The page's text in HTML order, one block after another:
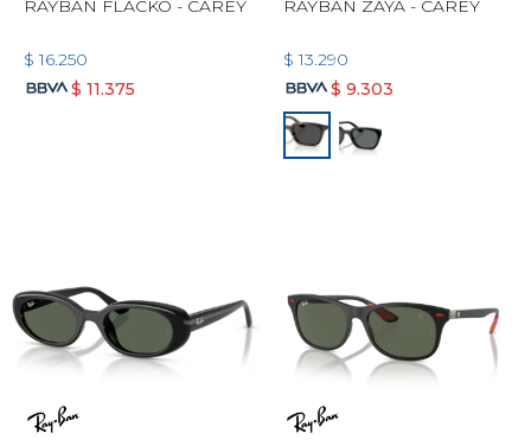
RAYBAN FLACKO - CAREY
$ 16.250
$ 11.375
RAYBAN ZAYA - CAREY
$ 13.290
$ 9.303